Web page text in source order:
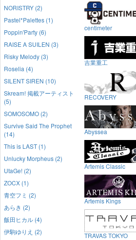
NORISTRY (2)
Pastel*Palettes (1)
Poppin'Party (6)
RAISE A SUILEN (3)
Risky Melody (3)
Roselia (4)
SILENT SIREN (10)
Skream! 掲載アーティスト
(5)
SOMOSOMO (2)
Survive Said The Prophet
(14)
This is LAST (1)
Unlucky Morpheus (2)
UtaGe! (2)
ZOCX (1)
青空フミ (2)
あらき (2)
飯田ヒカル (4)
伊駒ゆりえ (2)
centimeter
吉業重工
RECOVERY
Abyssea
Artemis Classic
Artemis Kings
TRAVAS TOKYO